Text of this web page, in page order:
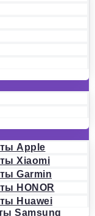
Apple
Xiaomi
Garmin
HONOR
Huawei
Samsung